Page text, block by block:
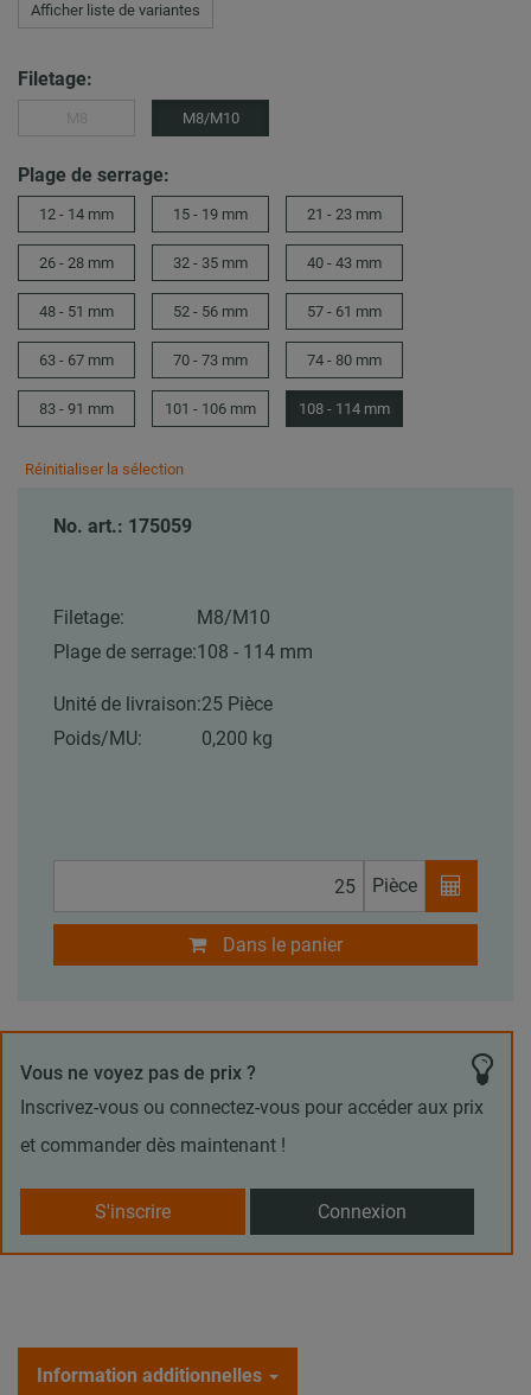
Afficher liste de variantes
Filetage:
M8/M10
Plage de serrage:
12 - 14 mm 15 - 19 mm 21 - 23 mm
26 - 28 mm 32 - 35 mm 40 - 43 mm
48 - 51 mm 52 - 56 mm 57 - 61 mm
63 - 67 mm 70 - 73 mm 74 - 80 mm
83 - 91 mm 101 - 106 mm 108 - 114 mm
Réinitialiser la sélection
No. art.: 175059
Filetage:
M8/M10
Plage de serrage:108 - 114 mm
Unité de livraison:25 Pièce
Poids/MU:
0,200 kg
Pièce
Dans le panier
Vous ne voyez pas de prix ?
Inscrivez-vous ou connectez-vous pour accéder aux prix
et commander dès maintenant !
S'inscrire Connexion
Information additionnelles